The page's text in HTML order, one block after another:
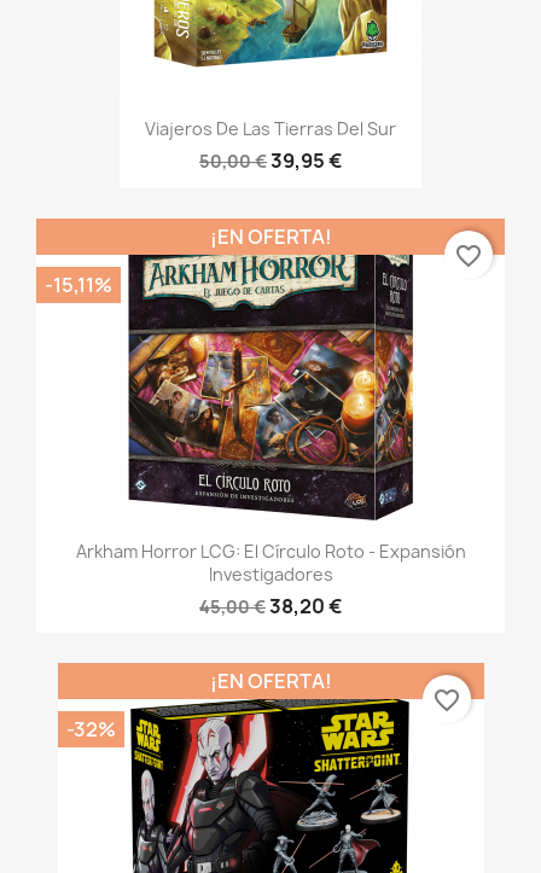
Viajeros De Las Tierras Del Sur
50,00 €39,95 €
Arkham Horror LCG: El Círculo Roto - Expansión
Investigadores
45,00 €38,20 €
¡EN OFERTA!
-15,11%
favorite_border
¡EN OFERTA!
-32%
favorite_border